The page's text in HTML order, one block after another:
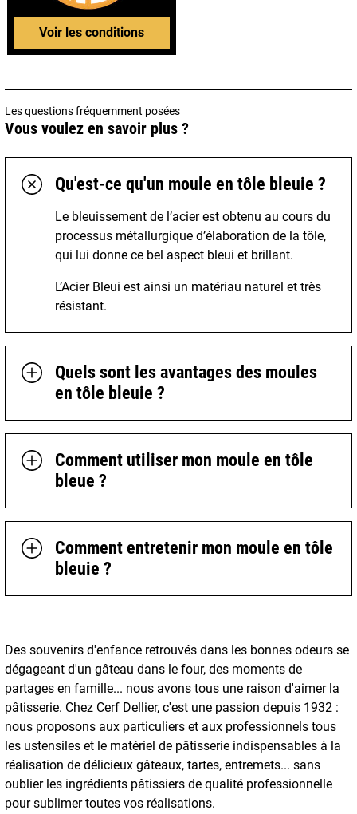
Voir les conditions
Les questions fréquemment posées
Vous voulez en savoir plus ?
Qu'est-ce qu'un moule en tôle bleuie ?
Le bleuissement de l’acier est obtenu au cours du
processus métallurgique d’élaboration de la tôle,
qui lui donne ce bel aspect bleui et brillant.
L’Acier Bleui est ainsi un matériau naturel et très
résistant.
Quels sont les avantages des moules
en tôle bleuie ?
Comment utiliser mon moule en tôle
bleue ?
Comment entretenir mon moule en tôle
bleuie ?
Des souvenirs d'enfance retrouvés dans les bonnes odeurs se
dégageant d'un gâteau dans le four, des moments de
partages en famille... nous avons tous une raison d'aimer la
pâtisserie. Chez Cerf Dellier, c'est une passion depuis 1932 :
nous proposons aux particuliers et aux professionnels tous
les ustensiles et le matériel de pâtisserie indispensables à la
réalisation de délicieux gâteaux, tartes, entremets... sans
oublier les ingrédients pâtissiers de qualité professionnelle
pour sublimer toutes vos réalisations.